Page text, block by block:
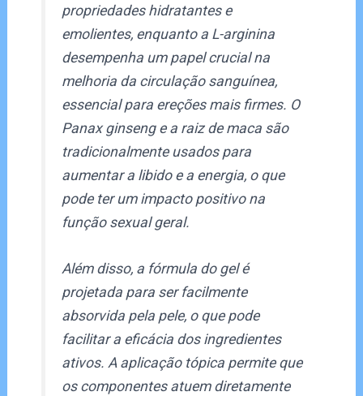
propriedades hidratantes e
emolientes, enquanto a L-arginina
desempenha um papel crucial na
melhoria da circulação sanguínea,
essencial para ereções mais firmes. O
Panax ginseng e a raiz de maca são
tradicionalmente usados para
aumentar a libido e a energia, o que
pode ter um impacto positivo na
função sexual geral.
Além disso, a fórmula do gel é
projetada para ser facilmente
absorvida pela pele, o que pode
facilitar a eficácia dos ingredientes
ativos. A aplicação tópica permite que
os componentes atuem diretamente